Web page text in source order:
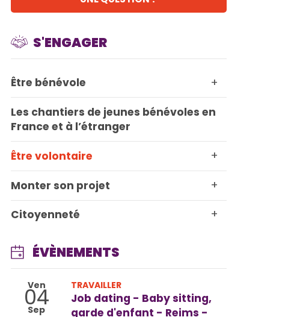
S'ENGAGER
+
Être bénévole
Les chantiers de jeunes bénévoles en
France et à l’étranger
+
Être volontaire
+
Monter son projet
+
Citoyenneté
ÉVÈNEMENTS
Ven
04
Sep
TRAVAILLER
Job dating - Baby sitting,
garde d'enfant - Reims -